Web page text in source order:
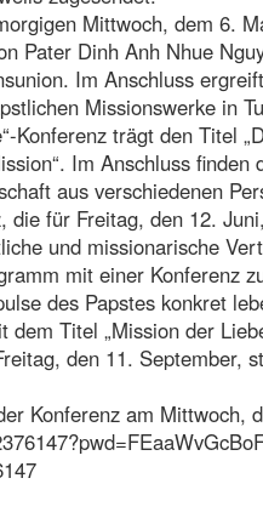
Mittwoch, dem 6.
Pater Dinh Anh Nhue
Im Anschluss
Missionswerke in
Konferenz trägt den Titel
Im Anschluss
aus verschiedenen
die für Freitag, den 12.
und missionarische
mit einer Konferenz
des Papstes konkret
dem Titel „Mission der
den 11. September,
Konferenz am Mittwoch,